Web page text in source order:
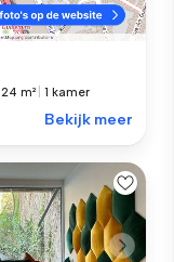
|24 m² |1 kamer
Bekijk meer